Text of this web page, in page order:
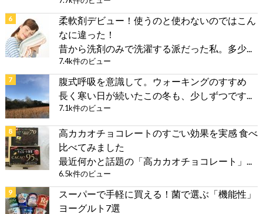
柔軟剤デビュー！使うのと使わないのではこん
なに違った！
昔から洗剤のみで洗濯する派だった私。多少...
7.4k件のビュー
腹式呼吸を意識して。ウォーキングのすすめ
長く寒い日が続いたこの冬も、少しずつです...
7.1k件のビュー
高カカオチョコレートのすごい効果を実感 食べ
比べてみました
最近何かと話題の「高カカオチョコレート」...
6.5k件のビュー
スーパーで手軽に買える！菌で選ぶ「機能性」
ヨーグルト7選